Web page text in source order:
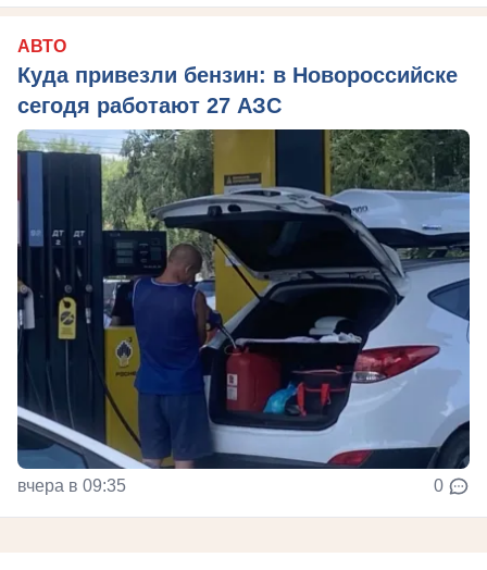
АВТО
Куда привезли бензин: в Новороссийске
сегодя работают 27 АЗС
вчера в 09:35 0